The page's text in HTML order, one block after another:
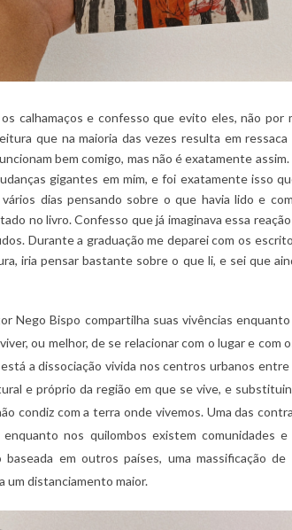
calhamaços e confesso que evito eles, não por
que na maioria das vezes resulta em
bem comigo, mas não é exatamente
gigantes em mim, e foi exatamente isso
dias pensando sobre o que havia lido e
no livro. Confesso que já imaginava essa
Durante a graduação me deparei com os
iria pensar bastante sobre o que li, e sei que
Nego Bispo compartilha suas vivências
ou melhor, de se relacionar com o lugar e com
a dissociação vivida nos centros urbanos
e próprio da região em que se vive, e
condiz com a terra onde vivemos. Uma das
nos quilombos existem comunidades
baseada em outros países, uma massificação
um distanciamento maior.